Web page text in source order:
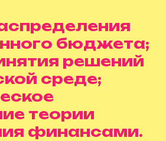
бюджета;
решений
среде;
теории
финансами.